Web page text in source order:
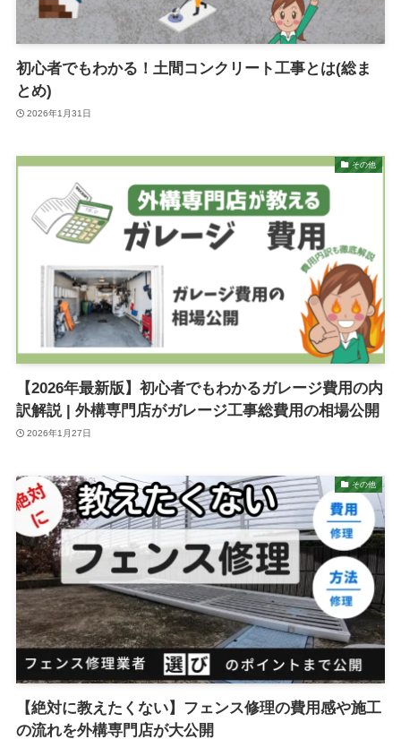
初心者でもわかる！土間コンクリート工事とは(総ま
とめ)
2026年1月31日
その他
【2026年最新版】初心者でもわかるガレージ費用の内
訳解説 | 外構専門店がガレージ工事総費用の相場公開
2026年1月27日
その他
【絶対に教えたくない】フェンス修理の費用感や施工
の流れを外構専門店が大公開